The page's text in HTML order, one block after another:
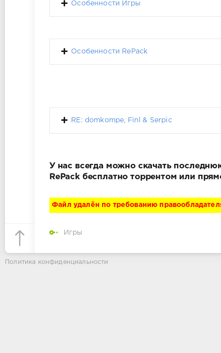
Особенности Игры
Особенности RePack
RE: domkompe, Finl & Serpic
У нас всегда можно скачать
RePack бесплатно торрентом или
Файл удалён по требованию
Игры
Политика конфиденциальности